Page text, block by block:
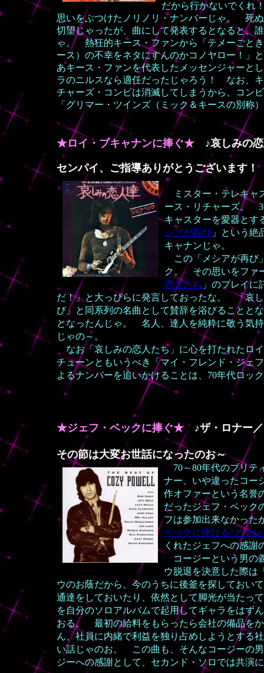
だから行かないでくれ
思いをぶつけたノリノリ・ナンバーじゃ。 死
切望じゃったが、曲にして発表するとなると、
ゃ。 熱狂的キース・ファンから「テメーごと
ース）の不幸をネタにすんのかコノヤロー！
あキース・ファンを代表したメッセンジャーと
ラのニルスなら適任だったじゃろう！ なお、
チャーズ・コンビは消滅してしまうから、コン
「グリマー・ツインズ（ミック＆キースの別称
★ロイ・ブキャナンに捧ぐ★ ♪哀しみの恋
センパイ、ご指導ありがとうございます！
ミスター・テレキ
ース・リチャーズ。
キャスターを愛器と
シアが再び」という絶
キャナンじゃ。
この「メシアが再び
ク。 その思いをファ
恋人たち 」のプレイに
だ！」と大っぴらに発言しておったな。 「哀
び」と同系列の名曲として賛辞を浴びることと
となったんじゃ。 名人、達人を純粋に敬う気
じゃの～。
なお「哀しみの恋人たち」に心を打たれたロ
チューンともいうべき「マイ・フレンド・ジェ
よるナンバーを追いかけることは、70年代ロッ
★ジェフ・ベックに捧ぐ★ ♪ザ・ロナー／
その節は大変お世話になったのお～
70～80年代のブリテ
ナー、いや違ったコー
作オファーという名誉
だったジェフ・ベッ
フは参加出来なかった
ベックに捧げる”とク
くれたジェフへの感謝
コージーという男の
ウ脱退を決意した際は
ウのお蔭だから、今のうちに後釜を探しておい
通達をしておいたり、依然として脚光が当たっ
を自分のソロアルバムで起用してギャラをはず
おる。 最初の給料をもらったら会社の備品を
ん、社員に内緒で利益を独り占めしようとする
い話じゃのお。 この曲も、そんなコージーの
ジーへの感謝として、セカンド・ソロでは共演